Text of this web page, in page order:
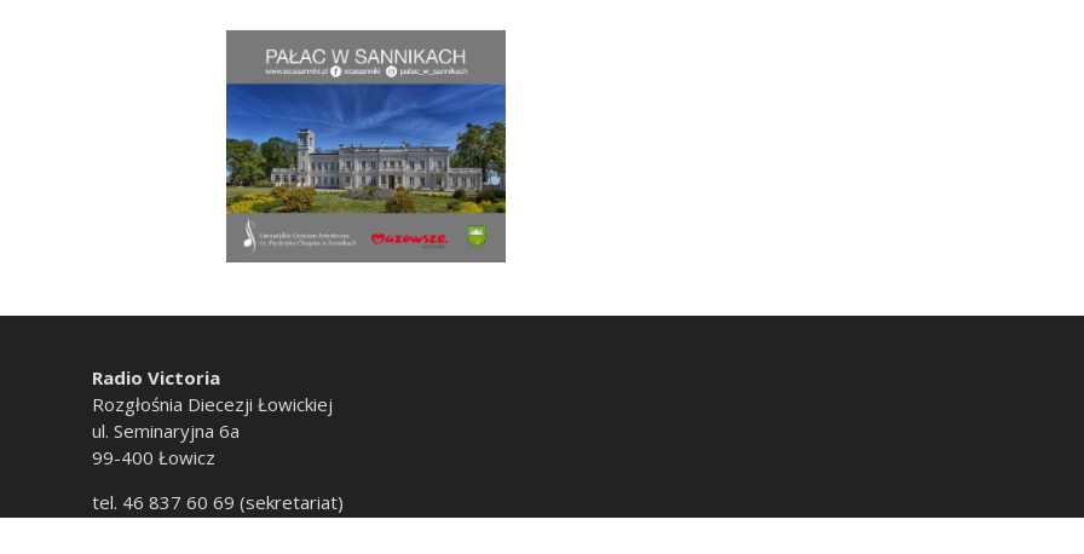
Radio Victoria
Rozgłośnia Diecezji Łowickiej
ul. Seminaryjna 6a
99-400 Łowicz
tel. 46 837 60 69 (sekretariat)